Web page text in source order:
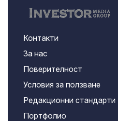
Контакти
За нас
Поверителност
Условия за ползване
Редакционни стандарти
Портфолио